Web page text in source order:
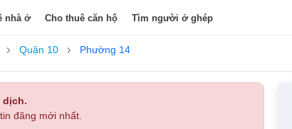
nhà ở Cho thuê căn hộ Tìm người ở ghép
Quận 10 Phường 14
dịch.
đăng mới nhất.